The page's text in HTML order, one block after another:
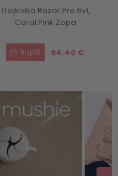
Trojkolka Razor Pro 6v1,
Coral Pink Zopa
94.40 €